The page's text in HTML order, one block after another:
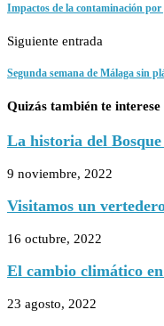
Impactos de la contaminación por
Siguiente entrada
Segunda semana de Málaga sin
Quizás también te interese
La historia del
9 noviembre, 2022
Visitamos un
16 octubre, 2022
El cambio climático
23 agosto, 2022